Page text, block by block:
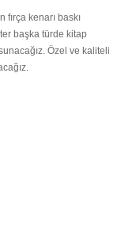
fırça kenarı baskı
başka türde kitap
Özel ve kaliteli